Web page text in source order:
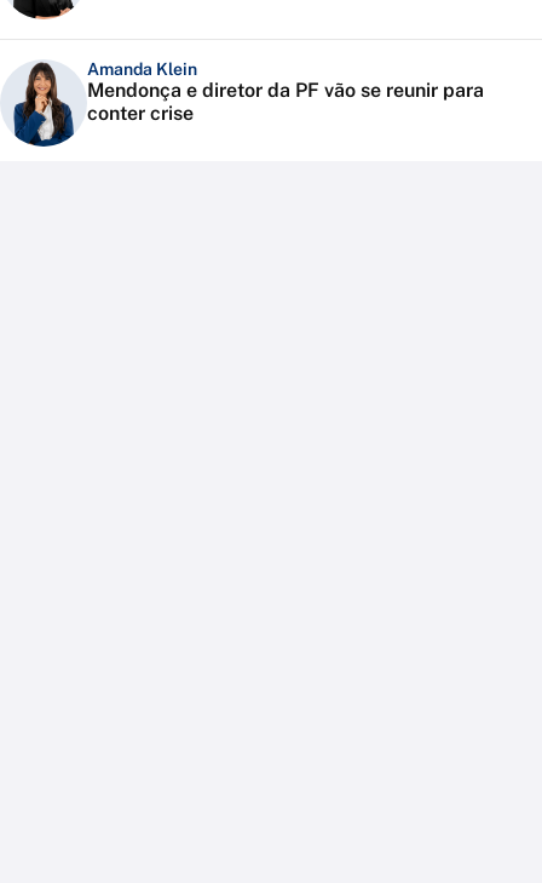
Amanda Klein
Mendonça e diretor da PF vão se reunir para
conter crise